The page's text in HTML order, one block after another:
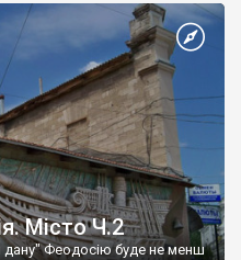
Місто Ч.2
дану" Феодосію буде не менш